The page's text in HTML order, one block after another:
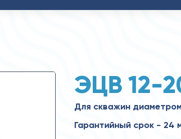
ЭЦВ 12-
Для скважин
Гарантийный срок - 24